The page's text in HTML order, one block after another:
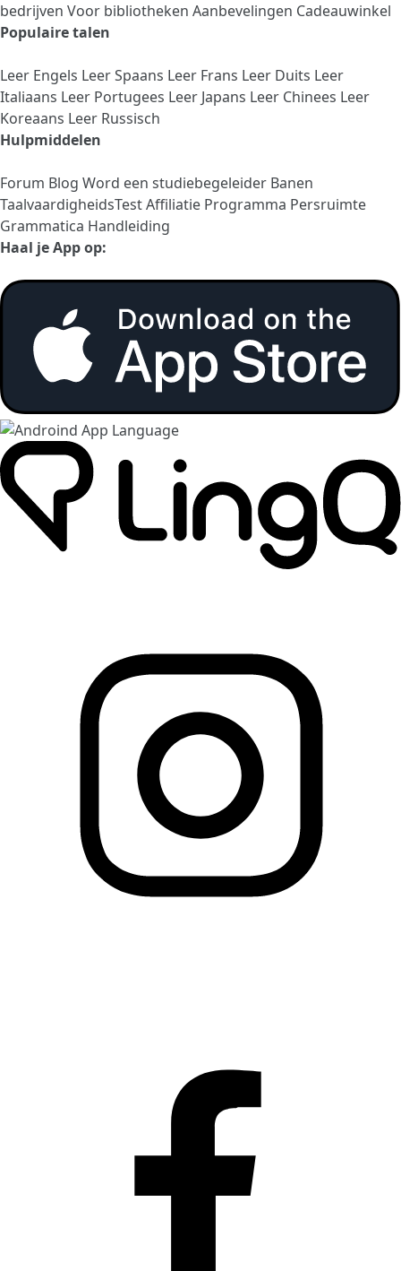
bedrijven Voor bibliotheken Aanbevelingen Cadeauwinkel
Populaire talen
Leer Engels Leer Spaans Leer Frans Leer Duits Leer
Italiaans Leer Portugees Leer Japans Leer Chinees Leer
Koreaans Leer Russisch
Hulpmiddelen
Forum Blog Word een studiebegeleider Banen
TaalvaardigheidsTestAffiliatie Programma Persruimte
Grammatica Handleiding
Haal je App op: